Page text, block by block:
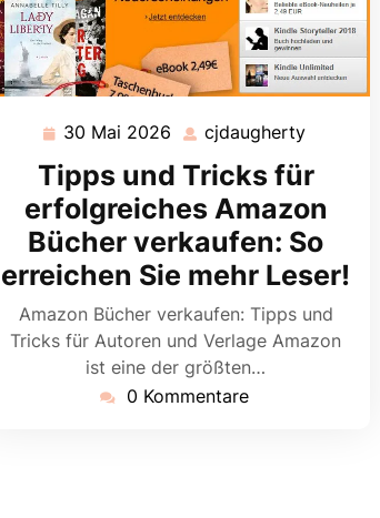
30 Mai 2026 30
Mai
2026
cjdaugherty
Tipps und Tricks für
erfolgreiches Amazon
Bücher verkaufen: So
erreichen Sie mehr Leser!
Amazon Bücher verkaufen: Tipps und
Tricks für Autoren und Verlage Amazon
ist eine der größten…
0 Kommentare